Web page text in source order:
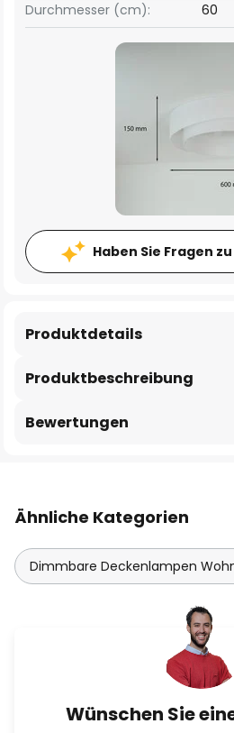
Durchmesser (cm):
60
Haben Sie Fragen
Produktbeschreibung
Produktdetails
Bewertungen
Ähnliche Kategorien
Dimmbare Deckenlampen
Wünschen Sie